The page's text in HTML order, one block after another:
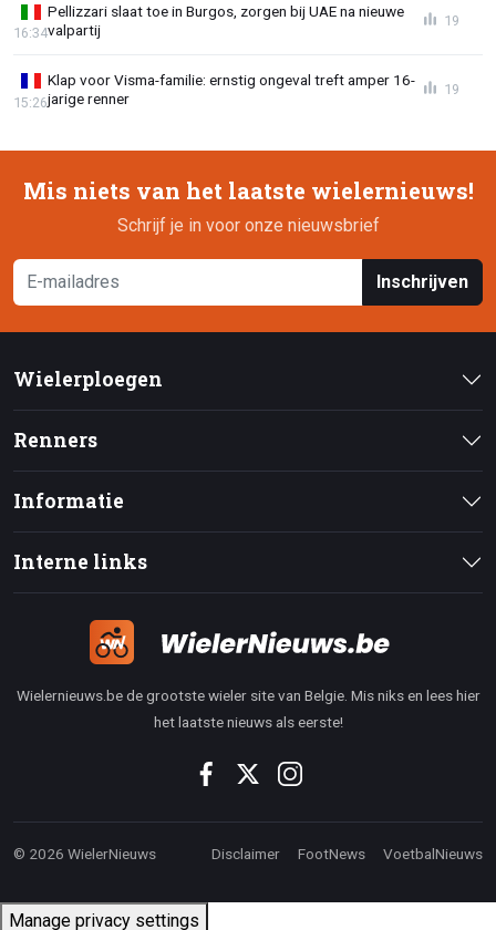
Pellizzari slaat toe in Burgos, zorgen bij UAE na nieuwe
valpartij
16:34
19
Klap voor Visma-familie: ernstig ongeval treft amper 16-
jarige renner
15:26
19
Mis niets van het laatste wielernieuws!
Schrijf je in voor onze nieuwsbrief
Inschrijven
Wielerploegen
Renners
Informatie
Interne links
Wielernieuws.be de grootste wieler site van Belgie. Mis niks en lees hier
het laatste nieuws als eerste!
© 2026 WielerNieuws Disclaimer FootNews VoetbalNieuws
Manage privacy settings